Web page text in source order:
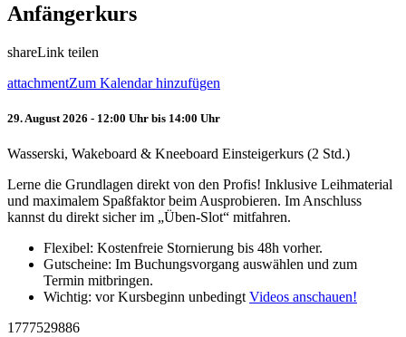
Anfängerkurs
shareLink teilen
attachmentZum Kalendar hinzufügen
29. August 2026 - 12:00 Uhr bis 14:00 Uhr
Wasserski, Wakeboard & Kneeboard Einsteigerkurs (2 Std.)
Lerne die Grundlagen direkt von den Profis! Inklusive Leihmaterial
und maximalem Spaßfaktor beim Ausprobieren. Im Anschluss
kannst du direkt sicher im „Üben-Slot“ mitfahren.
Flexibel: Kostenfreie Stornierung bis 48h vorher.
Gutscheine: Im Buchungsvorgang auswählen und zum
Termin mitbringen.
Wichtig: vor Kursbeginn unbedingt Videos anschauen!
1777529886